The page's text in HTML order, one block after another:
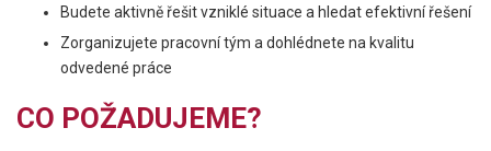
Budete aktivně řešit vzniklé situace a hledat efektivní řešení
Zorganizujete pracovní tým a dohlédnete na kvalitu
odvedené práce
CO POŽADUJEME?